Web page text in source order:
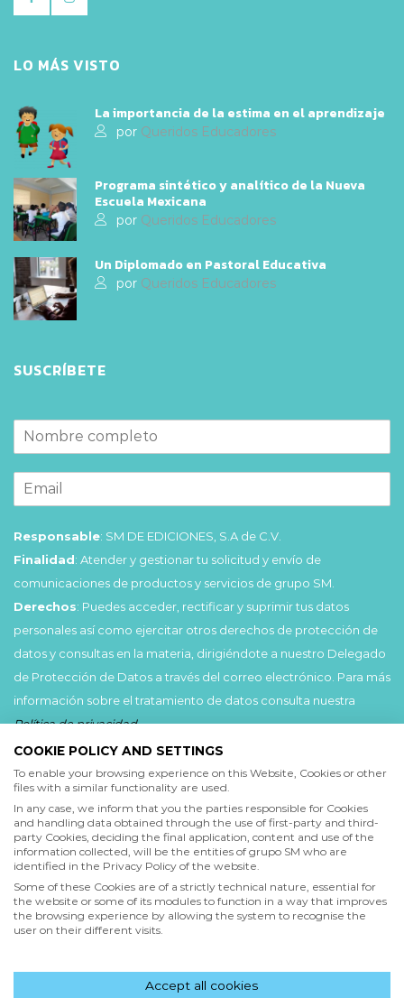
LO MÁS VISTO
La importancia de la estima en el aprendizaje
por Queridos Educadores
Programa sintético y analítico de la Nueva
Escuela Mexicana
por Queridos Educadores
Un Diplomado en Pastoral Educativa
por Queridos Educadores
SUSCRÍBETE
Responsable: SM DE EDICIONES, S.A de C.V.
Finalidad: Atender y gestionar tu solicitud y envío de
comunicaciones de productos y servicios de grupo SM.
Derechos: Puedes acceder, rectificar y suprimir tus datos
personales así como ejercitar otros derechos de protección de
datos y consultas en la materia, dirigiéndote a nuestro Delegado
de Protección de Datos a través del correo electrónico. Para más
información sobre el tratamiento de datos consulta nuestra
Política de privacidad.
He leído y acepto lasCondiciones de uso
Política de privacidad
Acepto
Deseo recibir comunicaciones comerciales de grupo SM
Enviar
COOKIE POLICY AND SETTINGS
To enable your browsing experience on this Website, Cookies or other
files with a similar functionality are used.
In any case, we inform that you the parties responsible for Cookies
and handling data obtained through the use of first-party and third-
party Cookies, deciding the final application, content and use of the
information collected, will be the entities of grupo SM who are
identified in the Privacy Policy of the website.
Some of these Cookies are of a strictly technical nature, essential for
the website or some of its modules to function in a way that improves
the browsing experience by allowing the system to recognise the
user on their different visits.
Accept all cookies